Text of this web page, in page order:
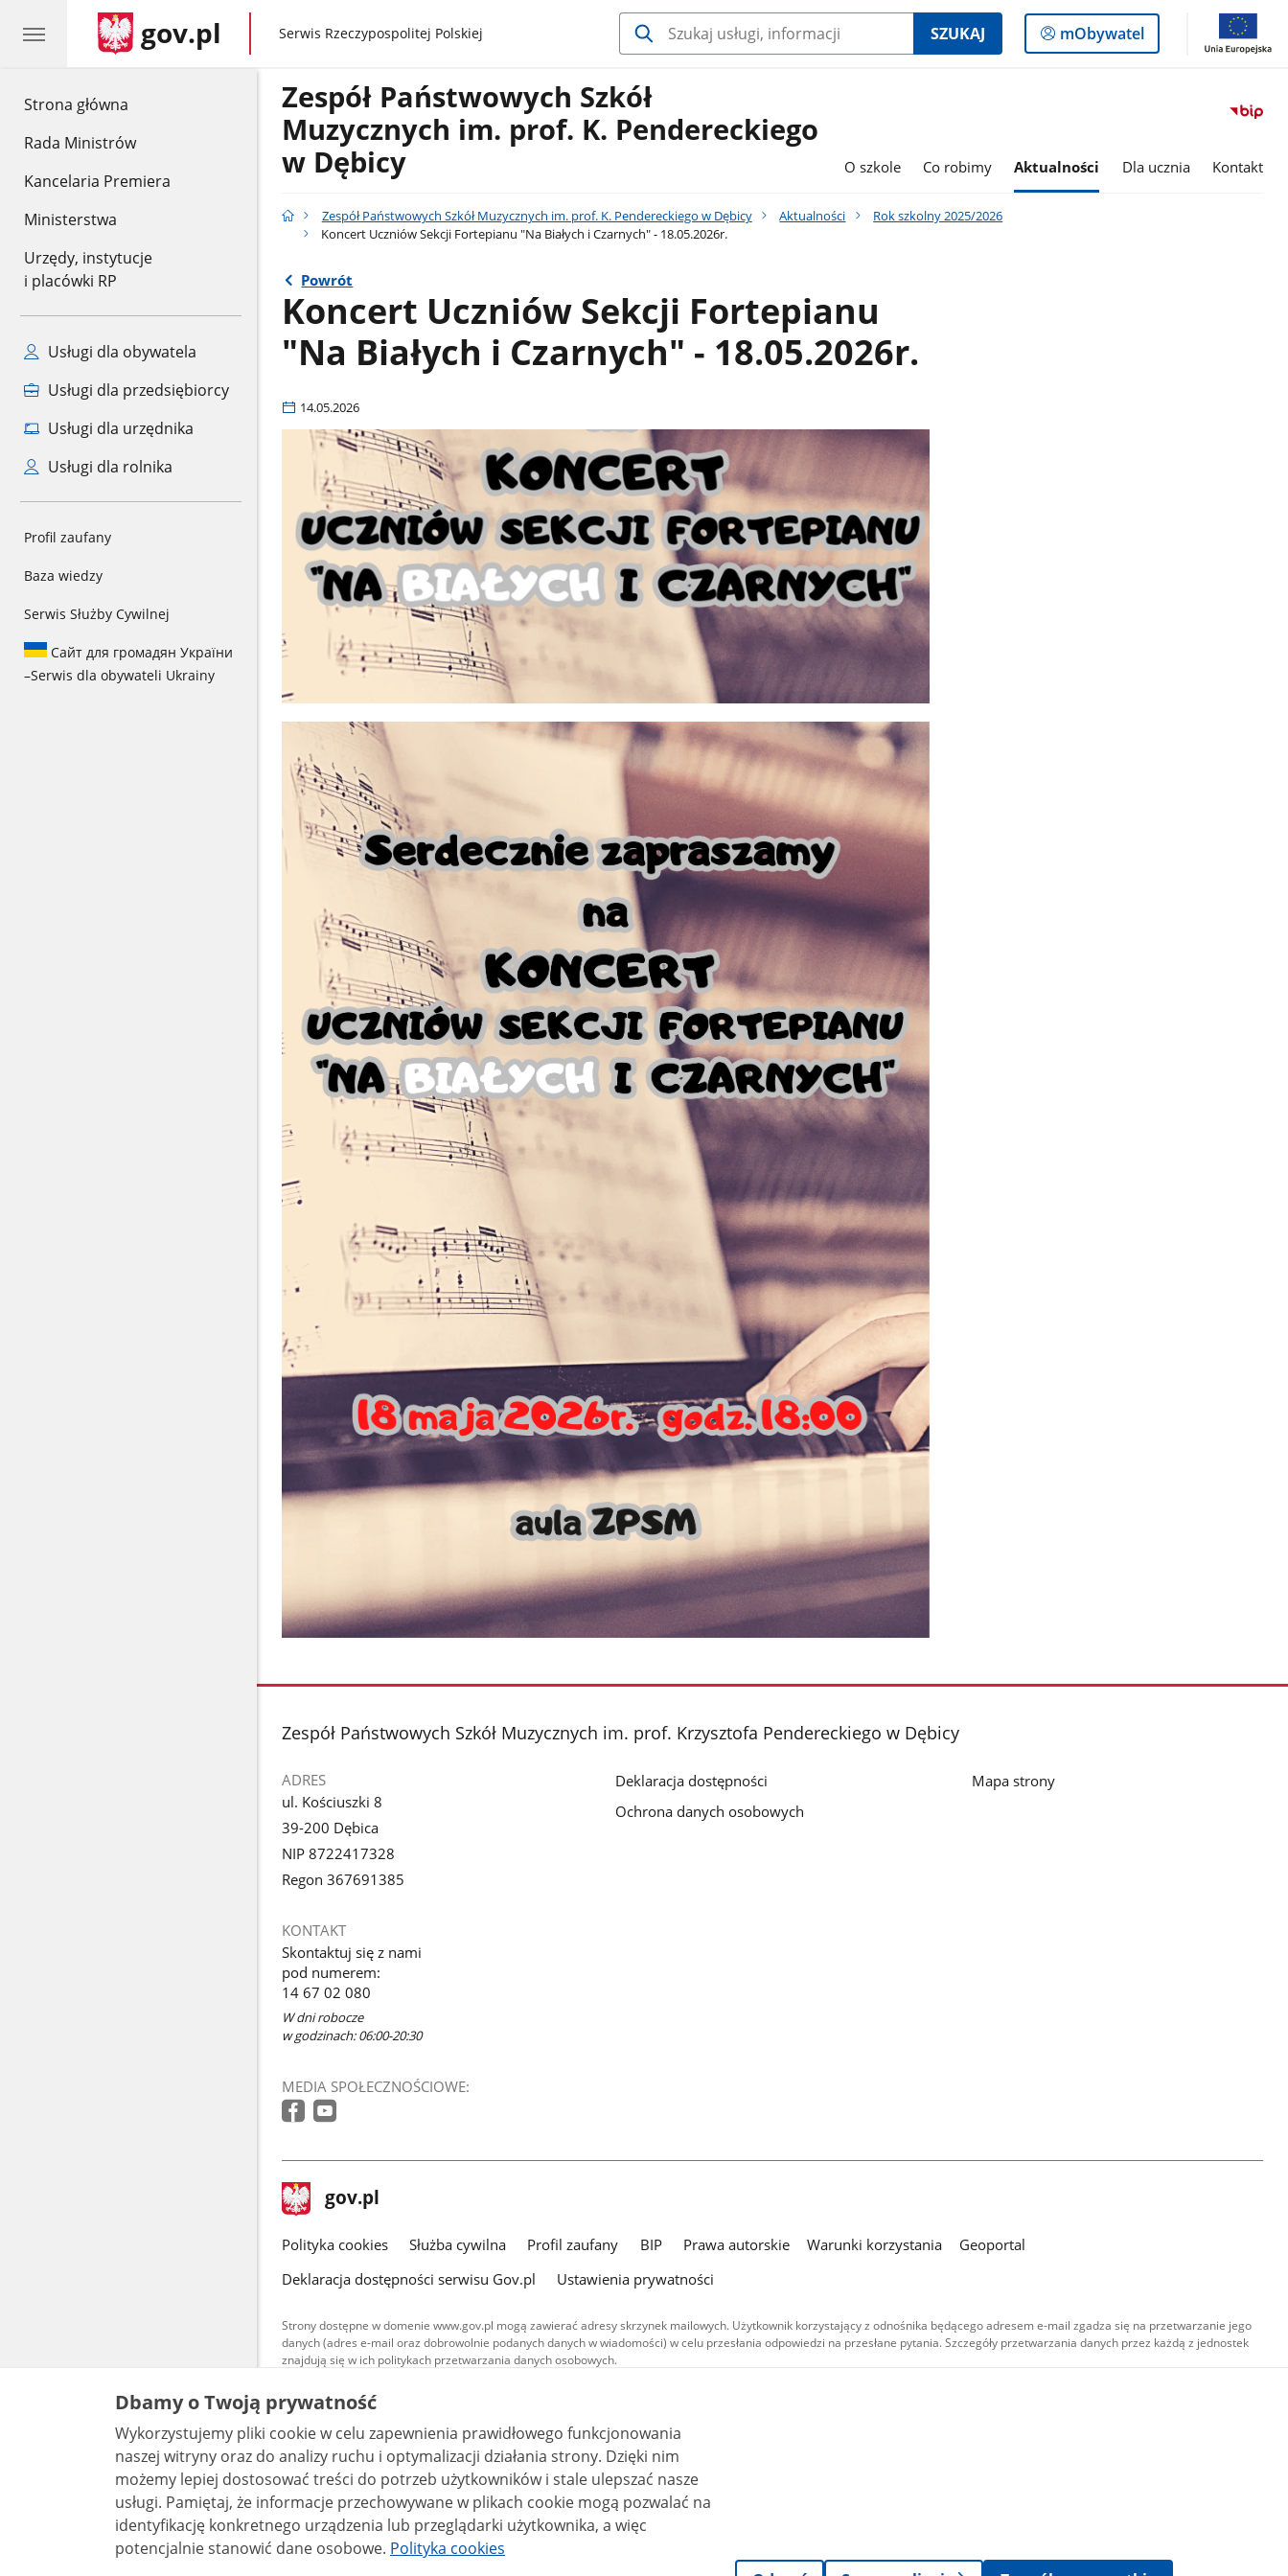
Strona główna
Rada Ministrów
Kancelaria Premiera
Ministerstwa
Urzędy, instytucje
i placówki RP
Usługi dla obywatela
Usługi dla przedsiębiorcy
Usługi dla urzędnika
Usługi dla rolnika
Profil zaufany
Baza wiedzy
Serwis Służby Cywilnej
Сайт для громадян України
–Serwis dla obywateli Ukrainy
gov.pl gov.pl
Serwis Rzeczypospolitej Polskiej SZUKAJ
Logowanie
do
mObywatel
Zespół Państwowych Szkół
Muzycznych im. prof. K. Pendereckiego
w Dębicy
O szkole Co robimy Aktualności Dla ucznia Kontakt
Zespół Państwowych Szkół Muzycznych im. prof. K. Pendereckiego w Dębicy Aktualności
Rok szkolny 2025/2026
Koncert Uczniów Sekcji Fortepianu "Na Białych i Czarnych" - 18.05.2026r.
Powrót
Koncert Uczniów Sekcji Fortepianu
"Na Białych i Czarnych" - 18.05.2026r.
14.05.2026
stopka
Zespół Państwowych Szkół Muzycznych im. prof. Krzysztofa Pendereckiego w Dębicy
ADRES
ul. Kościuszki 8
39-200 Dębica
NIP 8722417328
Regon 367691385
KONTAKT
Skontaktuj się z nami
pod numerem:
14 67 02 080
W dni robocze
w godzinach: 06:00-20:30
MEDIA SPOŁECZNOŚCIOWE:
Deklaracja dostępności
Ochrona danych osobowych
Mapa strony
stopka
gov.pl Strona
gov.pl
gov.pl
Polityka cookies Służba cywilna Profil zaufany BIP Prawa autorskie Warunki korzystania
Geoportal
Deklaracja dostępności serwisu Gov.pl
Ustawienia prywatności
Strony dostępne w domenie www.gov.pl mogą zawierać adresy skrzynek mailowych. Użytkownik korzystający z odnośnika będącego adresem e-mail zgadza się na przetwarzanie jego
danych (adres e-mail oraz dobrowolnie podanych danych w wiadomości) w celu przesłania odpowiedzi na przesłane pytania. Szczegóły przetwarzania danych przez każdą z jednostek
znajdują się w ich politykach przetwarzania danych osobowych.
Treści tekstowe publikowane w serwisie (z wyłączeniem treści audiowizualnych), są
udostępniane na licencji typu Creative Commons: uznanie autorstwa - na tych samych
warunkach 4.0 (CC BY-SA 4.0). Materiały audiowizualne, w tym zdjęcia, materiały audio i wideo,
są udostępniane na licencji typu Creative Commons: uznanie autorstwa użycie niekomercyjne -
bez utworów zależnych 4.0 (CC BY-NC-ND 4.0), o ile nie jest to stwierdzone inaczej.
Dbamy o Twoją prywatność
Wykorzystujemy pliki cookie w celu zapewnienia prawidłowego funkcjonowania
naszej witryny oraz do analizy ruchu i optymalizacji działania strony. Dzięki nim
możemy lepiej dostosować treści do potrzeb użytkowników i stale ulepszać nasze
usługi. Pamiętaj, że informacje przechowywane w plikach cookie mogą pozwalać na
identyfikację konkretnego urządzenia lub przeglądarki użytkownika, a więc
potencjalnie stanowić dane osobowe. Polityka cookies